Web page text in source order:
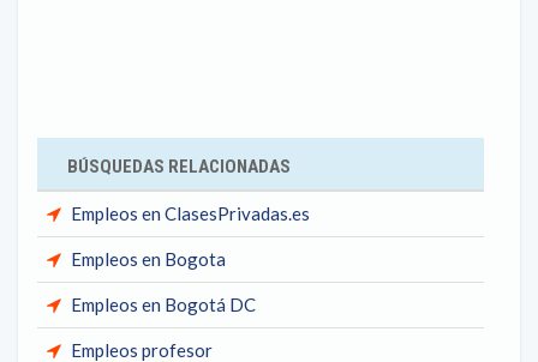
BÚSQUEDAS RELACIONADAS
Empleos en ClasesPrivadas.es
Empleos en Bogota
Empleos en Bogotá DC
Empleos profesor